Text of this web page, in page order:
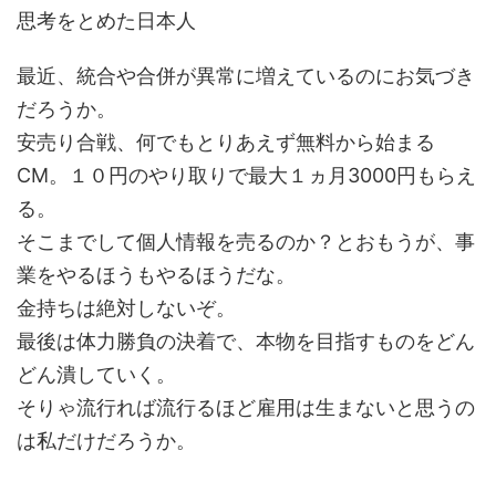
思考をとめた日本人
最近、統合や合併が異常に増えているのにお気づき
だろうか。
安売り合戦、何でもとりあえず無料から始まる
CM。１０円のやり取りで最大１ヵ月3000円もらえ
る。
そこまでして個人情報を売るのか？とおもうが、事
業をやるほうもやるほうだな。
金持ちは絶対しないぞ。
最後は体力勝負の決着で、本物を目指すものをどん
どん潰していく。
そりゃ流行れば流行るほど雇用は生まないと思うの
は私だけだろうか。